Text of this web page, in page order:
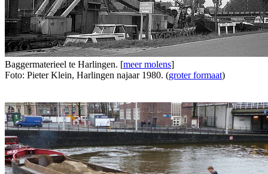
Baggermaterieel te Harlingen. [meer molens]
Foto: Pieter Klein, Harlingen najaar 1980. (groter formaat)